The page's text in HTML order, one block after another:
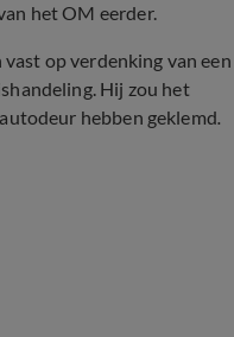
het OM eerder.
op verdenking van een
Hij zou het
hebben geklemd.